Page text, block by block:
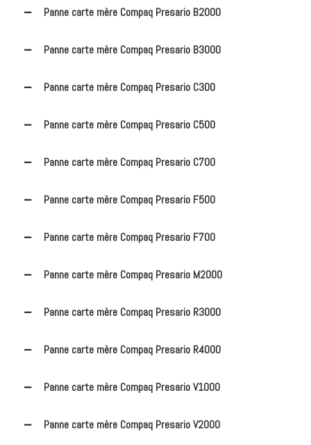
Panne carte mère Compaq Presario B2000
Panne carte mère Compaq Presario B3000
Panne carte mère Compaq Presario C300
Panne carte mère Compaq Presario C500
Panne carte mère Compaq Presario C700
Panne carte mère Compaq Presario F500
Panne carte mère Compaq Presario F700
Panne carte mère Compaq Presario M2000
Panne carte mère Compaq Presario R3000
Panne carte mère Compaq Presario R4000
Panne carte mère Compaq Presario V1000
Panne carte mère Compaq Presario V2000